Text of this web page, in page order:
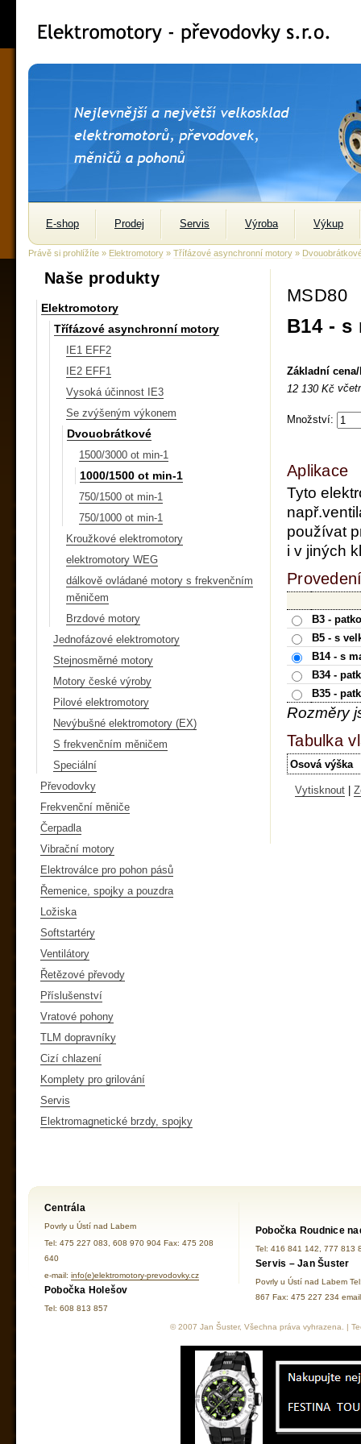
E-shop Prodej Servis Výroba Výkup
Právě si prohlížíte » Elektromotory » Třífázové asynchronní motory »
Naše produkty
Elektromotory
Třífázové asynchronní motory
IE1 EFF2
IE2 EFF1
Vysoká účinnost IE3
Se zvýšeným výkonem
Dvouobrátkové
1500/3000 ot min-1
1000/1500 ot min-1
750/1500 ot min-1
750/1000 ot min-1
Kroužkové elektromotory
elektromotory WEG
dálkově ovládané motory s frekvenčním
měničem
Brzdové motory
Jednofázové elektromotory
Stejnosměrné motory
Motory české výroby
Pilové elektromotory
Nevýbušné elektromotory (EX)
S frekvenčním měničem
Speciální
Převodovky
Frekvenční měniče
Čerpadla
Vibrační motory
Elektroválce pro pohon pásů
Řemenice, spojky a pouzdra
Ložiska
Softstartéry
Ventilátory
Řetězové převody
Příslušenství
Vratové pohony
TLM dopravníky
Cizí chlazení
Komplety pro grilování
Servis
Elektromagnetické brzdy, spojky
MSD80
B14 -
Základní
12 130 Kč
Množství:
Aplikace
Tyto
používat
i v jiných
B3 -
B5 - s
B14 - s
B34 -
B35 -
Rozměry
Tabulka
Osová výška
Vytisknout
Centrála
Povrly u Ústí nad Labem
Tel: 475 227 083, 608 970 904 Fax: 475 208
640
e-mail: info(e)elektromotory-prevodovky.cz
Pobočka Holešov
Tel: 608 813 857
Pobočka Roudnice
Tel: 416 841 142, 777 813
Servis – Jan Šuster
Povrly u Ústí nad Labem
867 Fax: 475 227 234
© 2007 Jan Šuster, Všechna práva vyhrazena. |